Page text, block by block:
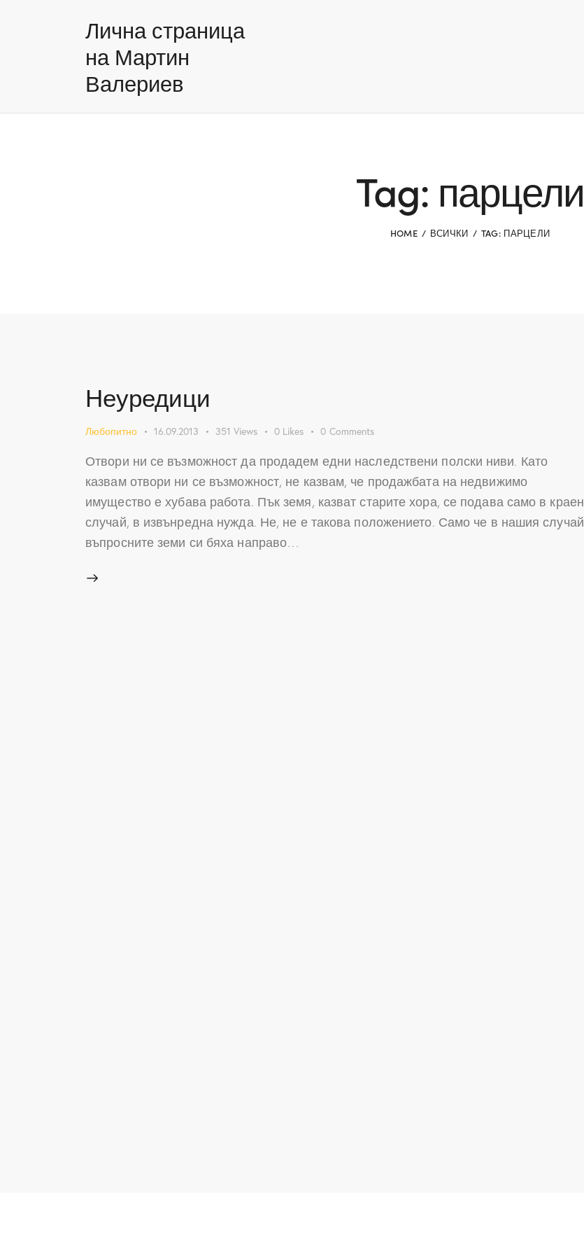
Лична страница
на Мартин
Валериев
Tag: парцели
HOME ВСИЧКИ TAG: ПАРЦЕЛИ
Неуредици
Любопитно 16.09.2013 351 Views 0 Likes 0 Comments
Отвори ни се възможност да продадем едни наследствени полски ниви. Като
казвам отвори ни се възможност, не казвам, че продажбата на недвижимо
имущество е хубава работа. Пък земя, казват старите хора, се подава само в краен
случай, в извънредна нужда. Не, не е такова положението. Само че в нашия случай
въпросните земи си бяха направо…